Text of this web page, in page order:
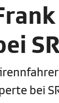
bei